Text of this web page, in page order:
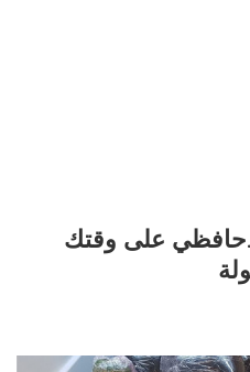
على وقتك